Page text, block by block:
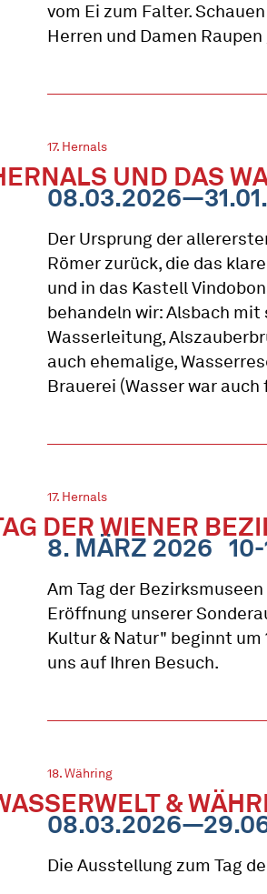
vom Ei zum Falter.
Herren und Damen
17. Hernals
UND DAS
Der Ursprung der
Römer zurück, die das
und in das Kastell
behandeln wir: Alsbach
Wasserleitung,
auch ehemalige,
Brauerei (Wasser war
17. Hernals
DER WIENER
8. MÄRZ 2026
Am Tag der
Eröffnung unserer
Kultur & Natur" beginnt um
uns auf Ihren Besuch.
18. Währing
&
Die Ausstellung zum Tag